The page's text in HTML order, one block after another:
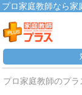
プロ家庭教師なら家
プロ家庭教師のプラ